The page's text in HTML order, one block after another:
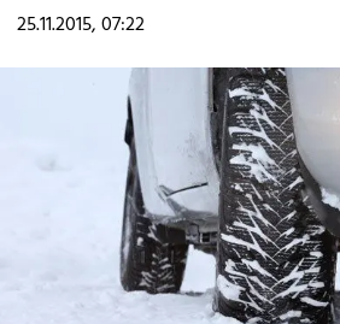
25.11.2015, 07:22